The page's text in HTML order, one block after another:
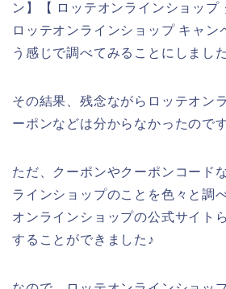
ン】【 ロッテオンラインショップ
ロッテオンラインショップ キャン
う感じで調べてみることにしました
その結果、残念ながらロッテオン
ーポンなどは分からなかったので
ただ、クーポンやクーポンコード
ラインショップのことを色々と調
オンラインショップの公式サイト
することができました♪